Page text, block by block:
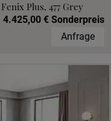
Plus, 477 Grey
4.425,00 € Sonderpreis
Anfrage